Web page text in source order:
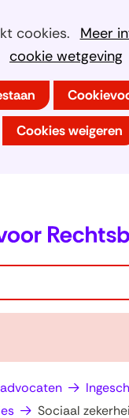
cookies.
Meer
cookie wetgeving
Cookies weigeren
naar
de
inhoud
Sociaal